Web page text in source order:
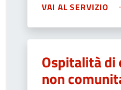
VAI AL SERVIZIO
Ospitalità
non